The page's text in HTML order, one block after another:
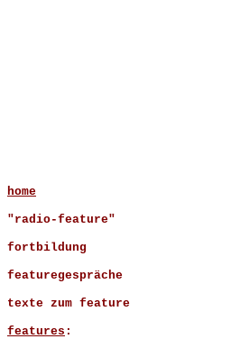
home
"radio-feature"
fortbildung
featuregespräche
texte zum feature
features :